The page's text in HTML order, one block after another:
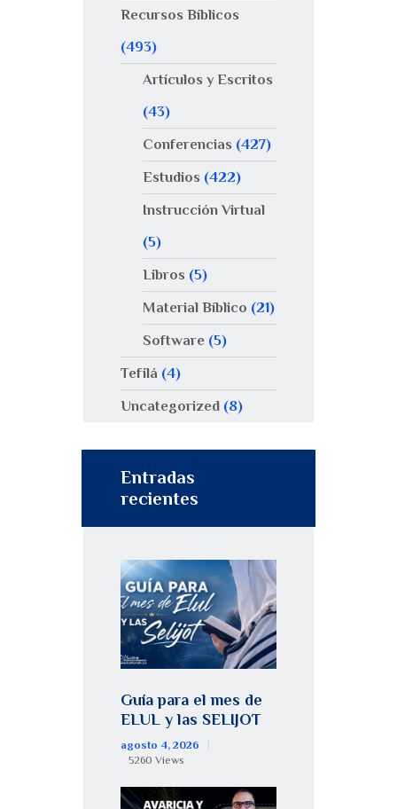
Recursos Bíblicos
(493)
Artículos y Escritos
(43)
Conferencias (427)
Estudios (422)
Instrucción Virtual
(5)
Libros (5)
Material Bíblico (21)
Software(5)
Tefilá (4)
Uncategorized (8)
Entradas
recientes
Guía para el mes de
ELUL y las SELIJOT
agosto 4, 2026
5260 Views